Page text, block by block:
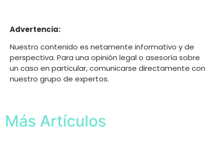
Advertencia:
Nuestro contenido es netamente informativo y de
perspectiva. Para una opinión legal o asesoría sobre
un caso en particular, comunicarse directamente con
nuestro grupo de expertos.
Más Artículos